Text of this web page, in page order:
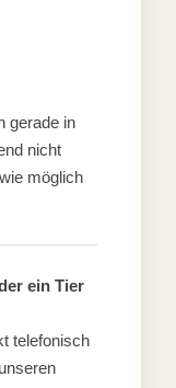
gerade in
nicht
möglich
ein Tier
telefonisch